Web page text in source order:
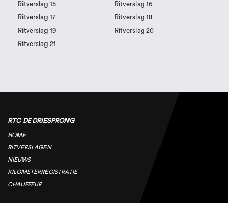
Ritverslag 15
Ritverslag 16
Ritverslag 17
Ritverslag 18
Ritverslag 19
Ritverslag 20
Ritverslag 21
RTC DE DRIESPRONG
HOME
RITVERSLAGEN
NIEUWS
KILOMETERREGISTRATIE
CHAUFFEUR